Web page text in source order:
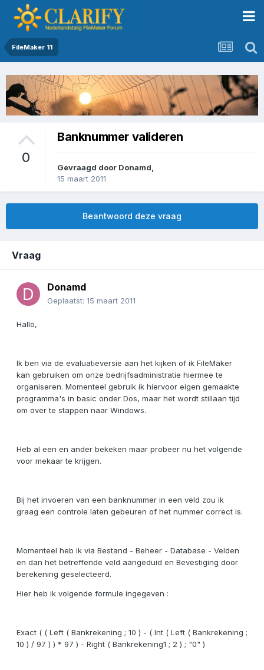
FileMaker 11
0
Banknummer valideren
Gevraagd door Donamd
15 maart 2011
Beantwoord deze vraag
Vraag
Donamd
Geplaatst: 15 maart 2011
Hallo,
Ik ben via de evaluatieversie aan het kijken of ik FileMaker
kan gebruiken om onze bedrijfsadministratie hiermee te
organiseren. Momenteel gebruik ik hiervoor eigen gemaakte
programma's in basic onder Dos, maar het wordt stillaan tijd
om over te stappen naar Windows.
Heb al een en ander bekeken maar probeer nu het volgende
voor mekaar te krijgen.
Bij het invoeren van een banknummer in een veld zou ik
graag een controle laten gebeuren of het nummer correct is.
Momenteel heb ik via Bestand - Beheer - Database - Velden
en dan het betreffende veld aangeduid en Bevestiging door
berekening geselecteerd.
Hier heb ik volgende formule ingegeven :
Exact ( ( Left ( Bankrekening ; 10 ) - ( Int ( Left ( Bankrekening ;
10 ) / 97 ) ) * 97 ) - Right ( Bankrekening1 ; 2 ) ; "0" )